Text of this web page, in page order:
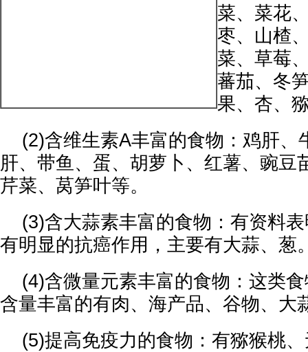
菜、菜花
枣、山楂
菜、草莓
蕃茄、冬
果、杏、
(2)含维生素A丰富的食物：鸡肝、
肝、带鱼、蛋、胡萝卜、红薯、豌豆
芹菜、莴笋叶等。
(3)含大蒜素丰富的食物：有资料表
有明显的抗癌作用，主要有大蒜、葱
(4)含微量元素丰富的食物：这类食
含量丰富的有肉、海产品、谷物、大
(5)提高免疫力的食物：有猕猴桃、